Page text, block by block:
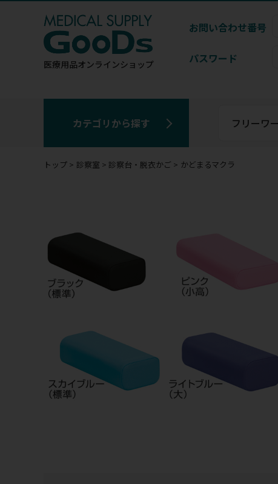
医療用品オンラインショップ
お問い合わせ番号
パスワード
カテゴリから探す
トップ 診察室 診察台・脱衣かご かどまるマクラ